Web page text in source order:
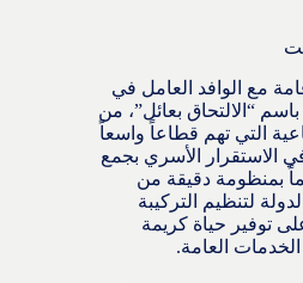
مع الوافد العامل في
“الالتحاق بعائل”، من
التي تهم قطاعاً واسعاً
الاستقرار الأسري بجمع
بمنظومة دقيقة من
لتنظيم التركيبة
توفير حياة كريمة
العامة.